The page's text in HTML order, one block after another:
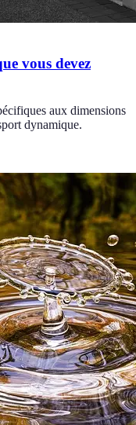
vous devez
aux dimensions
dynamique.